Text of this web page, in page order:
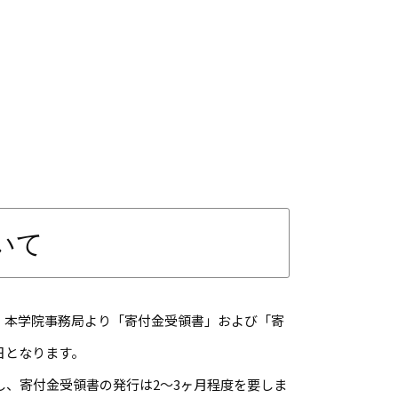
て
学院事務局より「寄付金受領書」および「寄
なります。
寄付金受領書の発行は2～3ヶ月程度を要しま